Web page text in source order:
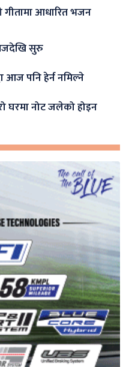
आधारित भजन
सुरु
आज पनि हेर्न नमिल्ने
घरमा नोट जलेको होइन